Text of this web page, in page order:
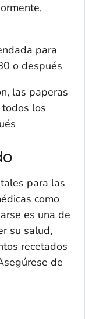
para
o después
las paperas
los
para las
como
es una de
su salud,
recetados
de